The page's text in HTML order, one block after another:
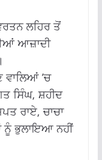
ਲਹਿਰ ਤੋਂ
ਆਜ਼ਾਦੀ
ਵਾਲਿਆਂ ’ਚ
ਸਿੰਘ, ਸ਼ਹੀਦ
ਰਾਏ, ਚਾਚਾ
ਨੂੰ ਭੁਲਾਇਆ ਨਹੀਂ